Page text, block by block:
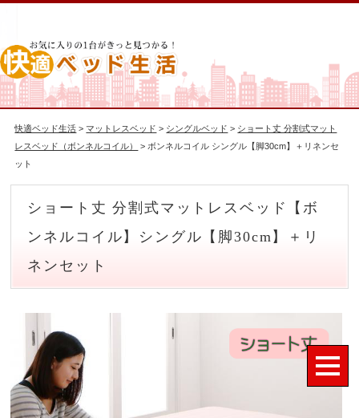
快適ベッド生活 > マットレスベッド > シングルベッド > ショート丈 分割式マット
レスベッド（ボンネルコイル）
> ボンネルコイル シングル【脚30cm】＋リネンセ
ット
ショート丈 分割式マットレスベッド【ボ
ンネルコイル】シングル【脚30cm】＋リ
ネンセット